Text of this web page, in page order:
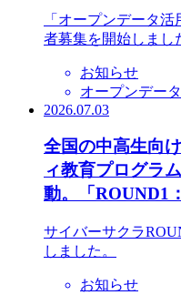
「オープンデータ
者募集を開始しまし
お知らせ
オープンデータ
2026.07.03
全国の中高生向
ィ教育プログラ
動。「ROUND1
サイバーサクラ
しました。
お知らせ